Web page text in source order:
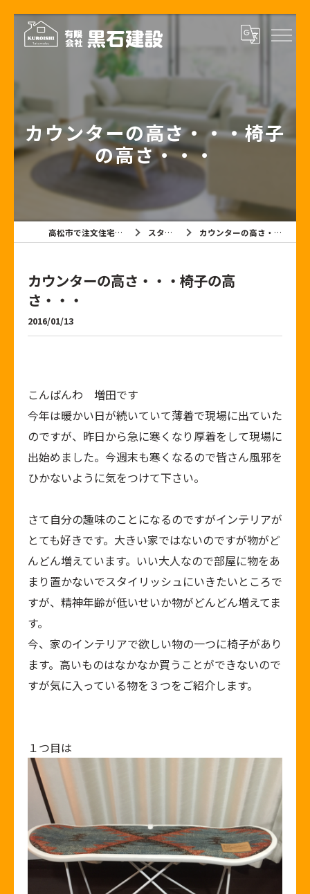
カウンターの高さ・・・椅子
の高さ・・・
高松市で注文住宅なら有限会社黒石建設 スタッフブログ カウンターの高さ・・・椅子の高さ・・・
カウンターの高さ・・・椅子の高
さ・・・
2016/01/13
こんばんわ 増田です
今年は暖かい日が続いていて薄着で現場に出ていた
のですが、昨日から急に寒くなり厚着をして現場に
出始めました。今週末も寒くなるので皆さん風邪を
ひかないように気をつけて下さい。
さて自分の趣味のことになるのですがインテリアが
とても好きです。大きい家ではないのですが物がど
んどん増えています。いい大人なので部屋に物をあ
まり置かないでスタイリッシュにいきたいところで
すが、精神年齢が低いせいか物がどんどん増えてま
す。
今、家のインテリアで欲しい物の一つに椅子があり
ます。高いものはなかなか買うことができないので
すが気に入っている物を３つをご紹介します。
１つ目は